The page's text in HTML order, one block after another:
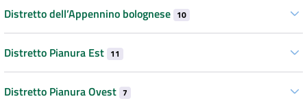
Distretto dell’Appennino bolognese 10
Distretto Pianura Est 11
Distretto Pianura Ovest 7